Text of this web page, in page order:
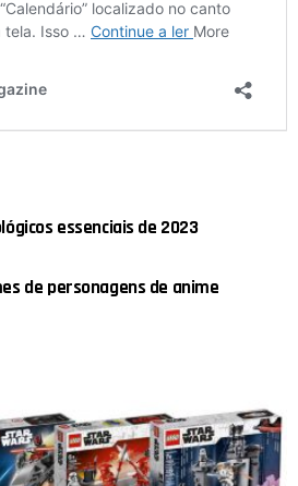
essenciais de 2023
de personagens de anime